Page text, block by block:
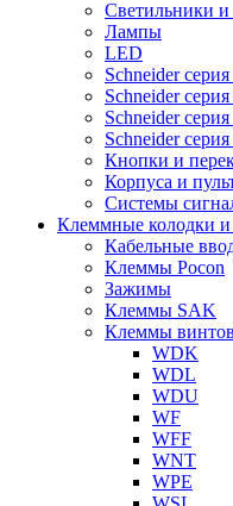
Светильники и
Лампы
LED
Schneider
Schneider
Schneider
Schneider
Кнопки и
Корпуса и
Системы
Клеммные колодки и
Кабельные
Клеммы Pocon
Зажимы
Клеммы SAK
Клеммы
WDK
WDL
WDU
WF
WFF
WNT
WPE